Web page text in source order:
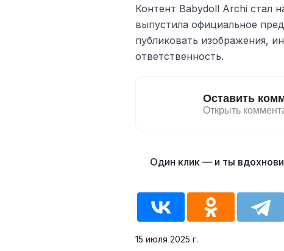
Контент Babydoll Archi стал
выпустила официальное
публиковать изображения,
ответственность.
15 июля 2025 г.